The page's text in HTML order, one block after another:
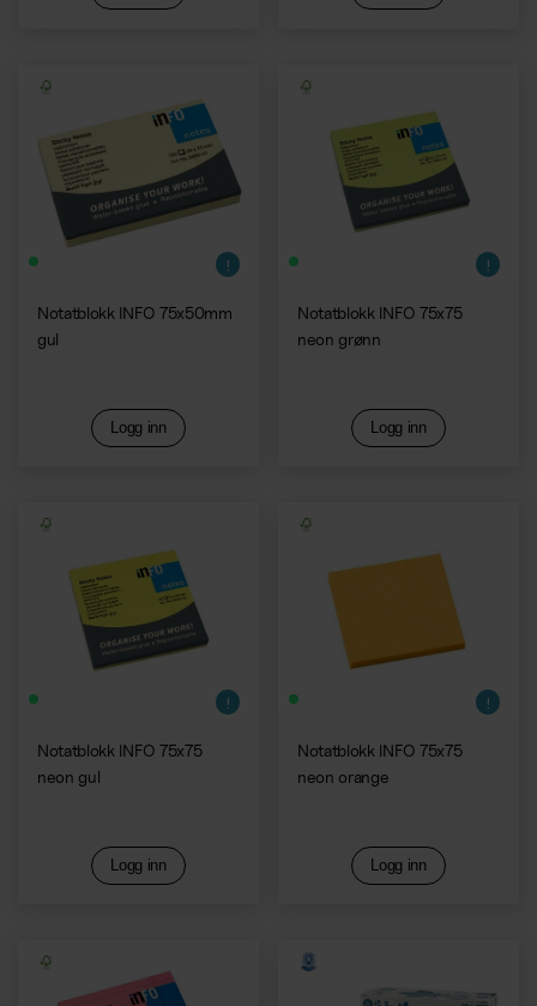
Notatblokk INFO 75x50mm
gul
Logg inn
Notatblokk INFO 75x75
neon grønn
Logg inn
Notatblokk INFO 75x75
neon gul
Logg inn
Notatblokk INFO 75x75
neon orange
Logg inn